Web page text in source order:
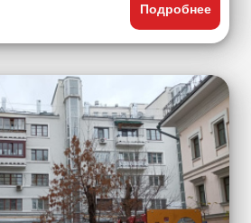
Подробнее